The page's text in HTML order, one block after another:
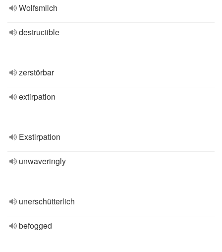
Wolfsmilch
destructible
zerstörbar
extirpation
Exstirpation
unwaveringly
unerschütterlich
befogged